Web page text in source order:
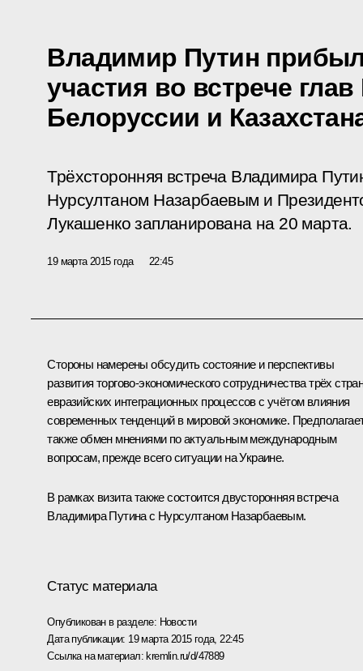
Владимир Путин
участия во встрече
Белоруссии и
Трёхсторонняя встреча Владимира
Нурсултаном Назарбаевым и
Лукашенко запланирована на 20 марта.
19 марта 2015 года 22:45
Стороны намерены обсудить состояние и перспективы
развития торгово-экономического сотрудничества трёх
евразийских интеграционных процессов с учётом влияния
современных тенденций в мировой экономике.
также обмен мнениями по актуальным международным
вопросам, прежде всего ситуации на Украине.
В рамках визита также состоится двусторонняя встреча
Владимира Путина с Нурсултаном Назарбаевым.
Статус материала
Опубликован в разделе: Новости
Дата публикации: 19 марта 2015 года, 22:45
Ссылка на материал: kremlin.ru/d/47889